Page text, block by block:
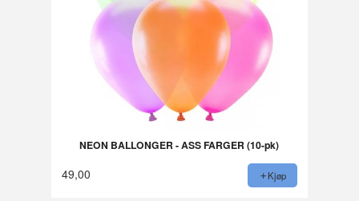
NEON BALLONGER - ASS FARGER (10-pk)
49,00 Kjøp